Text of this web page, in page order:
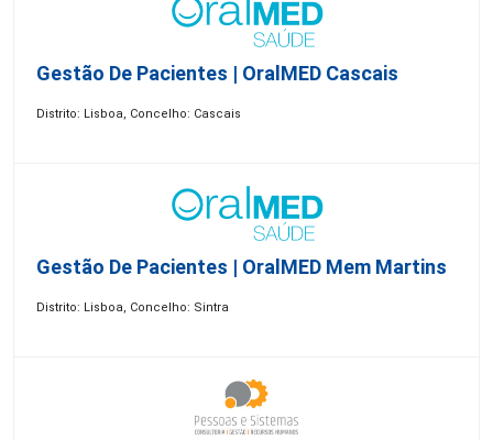
Gestão De Pacientes | OralMED Cascais
Distrito: Lisboa, Concelho: Cascais
Gestão De Pacientes | OralMED Mem Martins
Distrito: Lisboa, Concelho: Sintra